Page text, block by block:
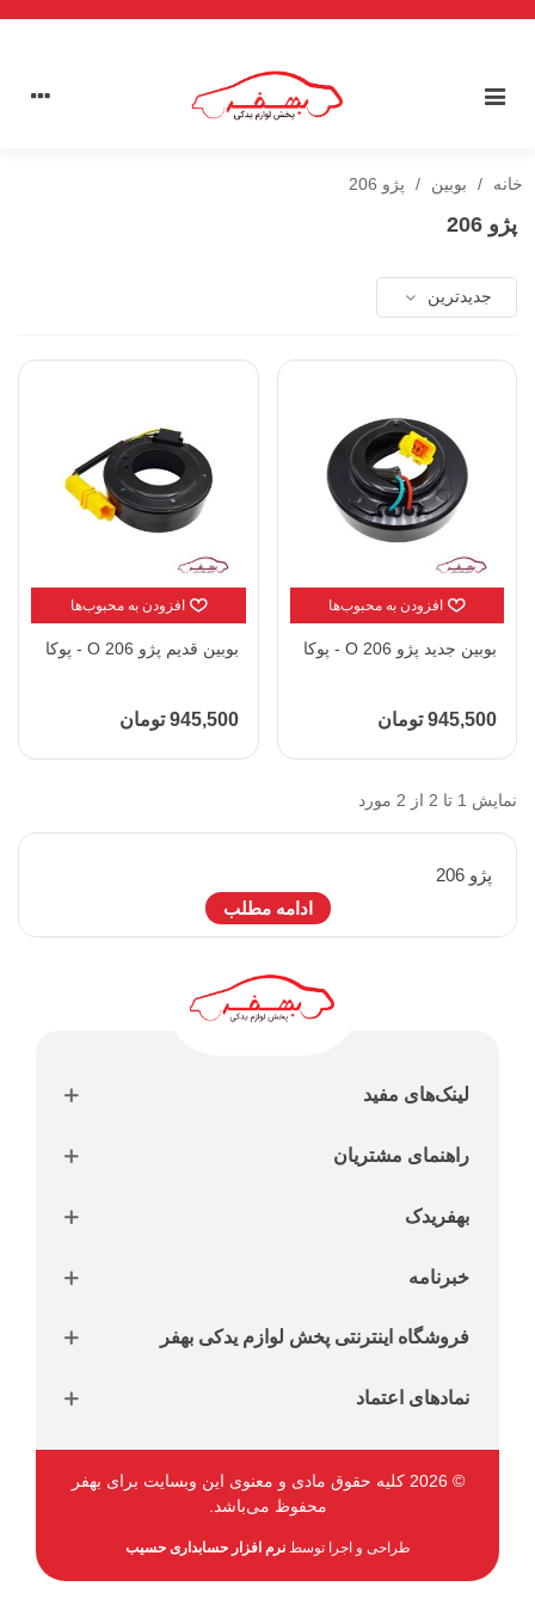
خانه / بوبین / پژو 206
پژو 206
جدیدترین
افزودن به محبوب‌ها
بوبین جدید پژو 206 O - پوکا
945,500 تومان
افزودن به محبوب‌ها
بوبین قدیم پژو 206 O - پوکا
945,500 تومان
نمایش 1 تا 2 از 2 مورد
پژو 206
ادامه مطلب
لینک‌های مفید
راهنمای مشتریان
بهفریدک
خبرنامه
فروشگاه اینترنتی پخش لوازم یدکی بهفر
نمادهای اعتماد
طراحی و اجرا توسطنرم افزار حسابداری حسیب
© 2026 کلیه حقوق مادی و معنوی این وبسایت برای بهفر
محفوظ می‌باشد.